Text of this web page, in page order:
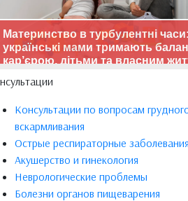
Материнство в турбулентні
українські мами тримають
кар’єрою, дітьми та власним
Консультации по вопросам
вскармливания
Острые респираторные заболевания
Акушерство и гинекология
Неврологические проблемы
Болезни органов пищеварения